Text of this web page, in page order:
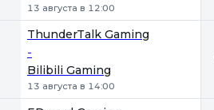
13 августа в 12:00
ThunderTalk Gaming
-
Bilibili Gaming
13 августа в 14:00